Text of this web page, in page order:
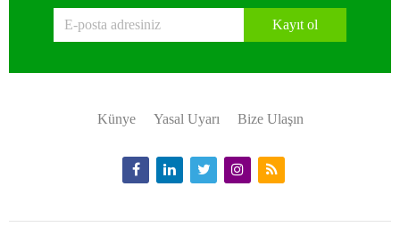
Kayıt ol
Künye Yasal Uyarı Bize Ulaşın